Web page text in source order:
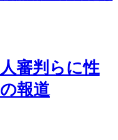
審判らに性
報道